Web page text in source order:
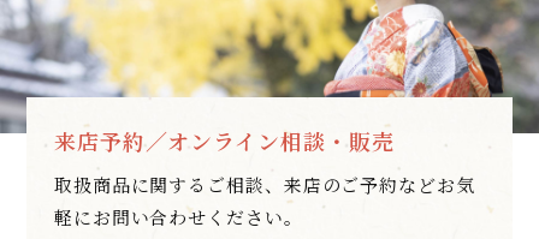
来店予約／オンライン相談・販売
取扱商品に関するご相談、来店のご予約などお気
軽にお問い合わせください。